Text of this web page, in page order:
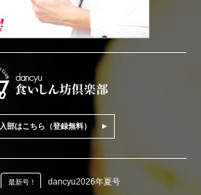
入部はこちら（登録無料）
最新号！ dancyu2026年夏号